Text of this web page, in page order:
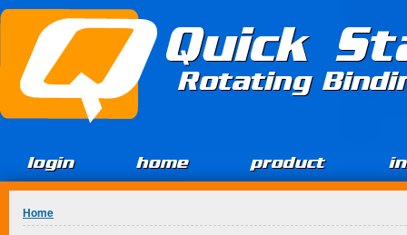
Jump to Content
Quick
Rotating
login home product
You are here
Home